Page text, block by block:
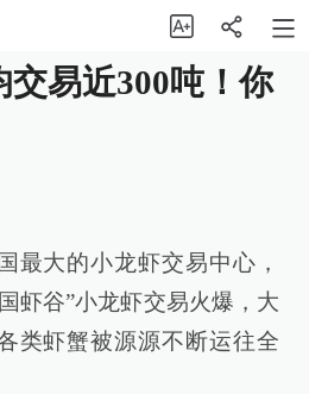
交易近300吨！你
最大的小龙虾交易中心，
虾谷”小龙虾交易火爆，大
类虾蟹被源源不断运往全